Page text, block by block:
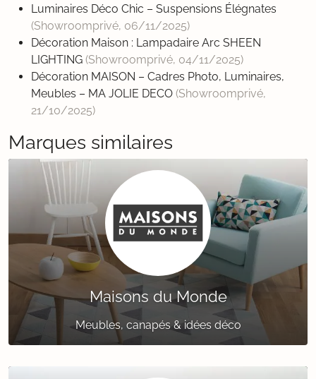
Luminaires Déco Chic – Suspensions Élégnates
(Showroomprivé, 06/11/2025)
Décoration Maison : Lampadaire Arc SHEEN
LIGHTING (Showroomprivé, 04/11/2025)
Décoration MAISON – Cadres Photo, Luminaires,
Meubles – MA JOLIE DECO (Showroomprivé,
21/10/2025)
Marques similaires
Maisons du Monde
Meubles, canapés & idées déco